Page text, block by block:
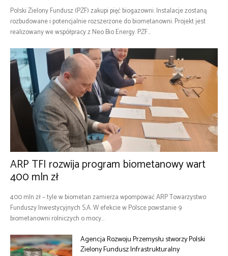
Polski Zielony Fundusz (PZF) zakupi pięć biogazowni. Instalacje zostaną
rozbudowane i potencjalnie rozszerzone do biometanowni. Projekt jest
realizowany we współpracy z Neo Bio Energy. PZF...
ARP TFI rozwija program biometanowy wart
400 mln zł
400 mln zł – tyle w biometan zamierza wpompować ARP Towarzystwo
Funduszy Inwestycyjnych S.A. W efekcie w Polsce powstanie 9
biometanowni rolniczych o mocy...
Agencja Rozwoju Przemysłu stworzy Polski
Zielony Fundusz Infrastrukturalny